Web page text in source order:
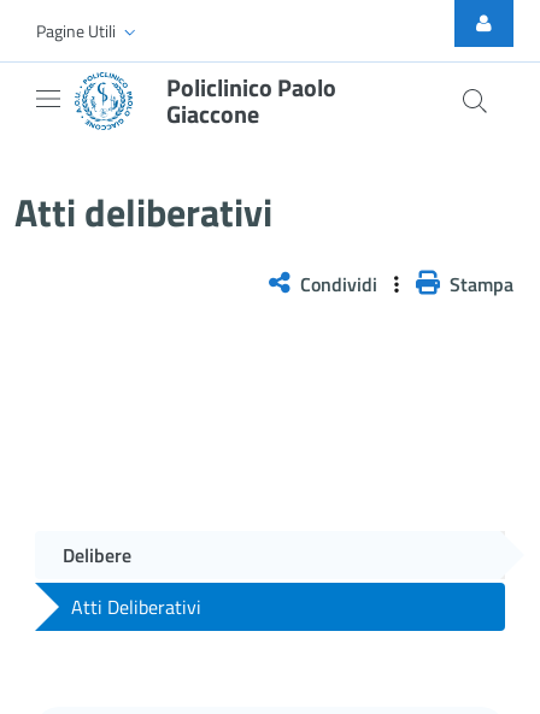
Skip to Main Content
Pagine Utili
Policlinico Paolo
Giaccone
Atti deliberativi
Condividi Stampa
Delibere
Atti Deliberativi